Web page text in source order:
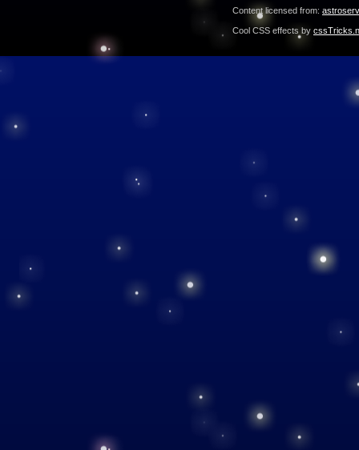
Content licensed from:
Cool CSS effects by